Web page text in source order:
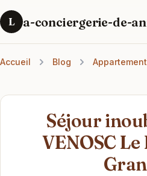
L a-conciergerie-de-
Accueil Blog
Séjour
VENOSC